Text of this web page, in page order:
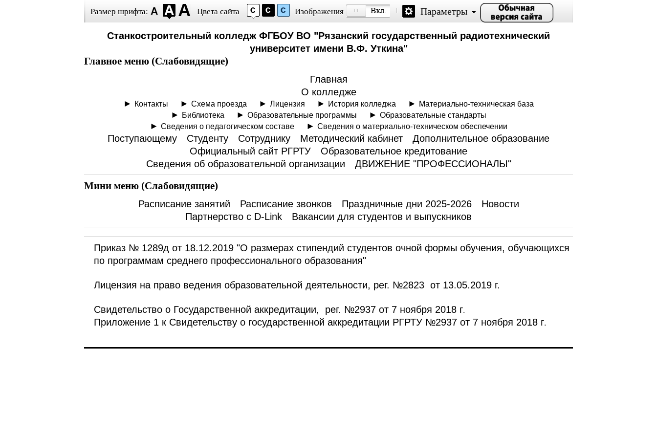
Размер шрифта: Цвета сайта Изображения Параметры
Станкостроительный колледж ФГБОУ ВО "Рязанский государственный радиотехнический
университет имени В.Ф. Уткина"
Главное меню (Слабовидящие)
Главная
О колледже
Контакты Схема проезда Лицензия История колледжа
Материально-техническая база
Библиотека
Образовательные программы
Образовательные стандарты
Сведения о педагогическом составе
Сведения о материально-техническом обеспечении
Поступающему Студенту Сотруднику Методический кабинет
Дополнительное образование
Официальный сайт РГРТУ
Образовательное кредитование
Сведения об образовательной организации
ДВИЖЕНИЕ "ПРОФЕССИОНАЛЫ"
Мини меню (Слабовидящие)
Расписание занятий Расписание звонков Праздничные дни 2025-2026
Новости
Партнерство с D-Link
Вакансии для студентов и выпускников
Приказ № 1289д от 18.12.2019 "О размерах стипендий студентов очной формы обучения, обучающихся
по программам среднего профессионального образования"
Лицензия на право ведения образовательной деятельности, рег. №2823 от 13.05.2019 г.
Свидетельство о Государственной аккредитации, рег. №2937 от 7 ноября 2018 г.
Приложение 1 к Свидетельству о государственной аккредитации РГРТУ №2937 от 7 ноября 2018 г.